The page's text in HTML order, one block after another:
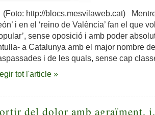
http://blocs.mesvilaweb.cat)
i en el ‘reino de València’ fan el que
sense oposició i amb poder
a Catalunya amb el major nombre
i de les quals, sense cap
tot l'article »
del dolor amb agraïment,